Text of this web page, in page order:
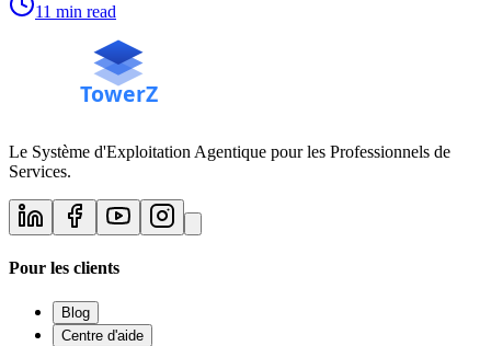
11 min read
Le Système d'Exploitation Agentique pour les Professionnels de
Services.
Pour les clients
Blog
Centre d'aide